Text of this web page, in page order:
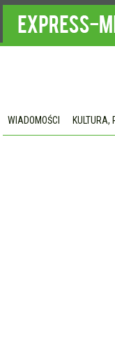
WIADOMOŚCI KULTURA,